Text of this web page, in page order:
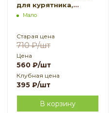
для курятника,
цыплят ИКЗК 220-250
Мало
Старая цена
710₽/шт
Цена
560 ₽/шт
Клубная цена
395 ₽/шт
В корзину